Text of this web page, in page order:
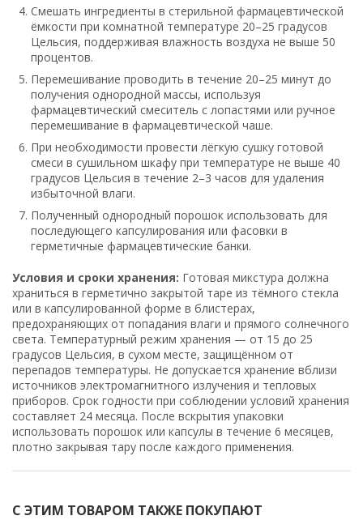
Смешать ингредиенты в стерильной фармацевтической
ёмкости при комнатной температуре 20–25 градусов
Цельсия, поддерживая влажность воздуха не выше 50
процентов.
Перемешивание проводить в течение 20–25 минут до
получения однородной массы, используя
фармацевтический смеситель с лопастями или ручное
перемешивание в фармацевтической чаше.
При необходимости провести лёгкую сушку готовой
смеси в сушильном шкафу при температуре не выше 40
градусов Цельсия в течение 2–3 часов для удаления
избыточной влаги.
Полученный однородный порошок использовать для
последующего капсулирования или фасовки в
герметичные фармацевтические банки.
Условия и сроки хранения: Готовая микстура должна
храниться в герметично закрытой таре из тёмного стекла
или в капсулированной форме в блистерах,
предохраняющих от попадания влаги и прямого солнечного
света. Температурный режим хранения — от 15 до 25
градусов Цельсия, в сухом месте, защищённом от
перепадов температуры. Не допускается хранение вблизи
источников электромагнитного излучения и тепловых
приборов. Срок годности при соблюдении условий хранения
составляет 24 месяца. После вскрытия упаковки
использовать порошок или капсулы в течение 6 месяцев,
плотно закрывая тару после каждого применения.
С ЭТИМ ТОВАРОМ ТАКЖЕ ПОКУПАЮТ